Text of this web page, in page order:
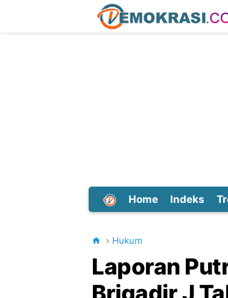
Home Indeks
Hukum
Laporan